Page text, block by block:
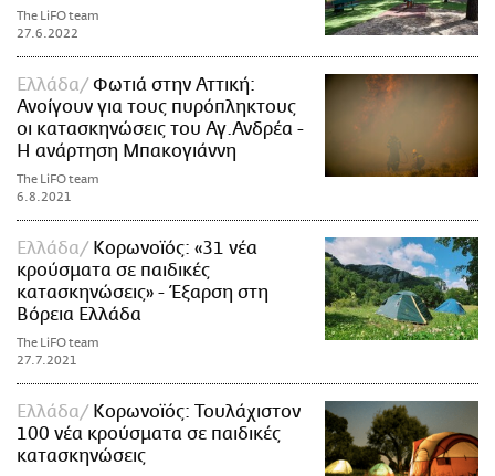
The LiFO team
27.6.2022
Ελλάδα
Φωτιά στην Αττική:
Ανοίγουν για τους πυρόπληκτους
οι κατασκηνώσεις του Αγ.Ανδρέα -
Η ανάρτηση Μπακογιάννη
The LiFO team
6.8.2021
Ελλάδα
Κορωνοϊός: «31 νέα
κρούσματα σε παιδικές
κατασκηνώσεις» - Έξαρση στη
Βόρεια Ελλάδα
The LiFO team
27.7.2021
Ελλάδα
Κορωνοϊός: Τουλάχιστον
100 νέα κρούσματα σε παιδικές
κατασκηνώσεις